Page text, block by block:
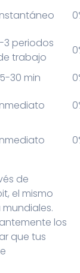
3 periodos
trabajo
30 min
de
el mismo
los
que tus